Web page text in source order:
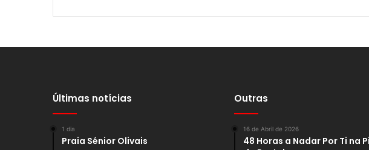
Últimas notícias
1 dia
Praia Sénior Olivais
Outras
16 de Abril de 2026
48 Horas a Nadar Por Ti na